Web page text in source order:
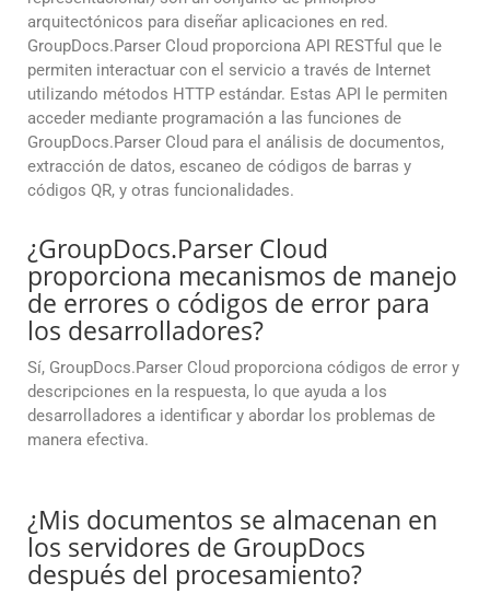
arquitectónicos para diseñar aplicaciones en red.
GroupDocs.Parser Cloud proporciona API RESTful que le
permiten interactuar con el servicio a través de Internet
utilizando métodos HTTP estándar. Estas API le permiten
acceder mediante programación a las funciones de
GroupDocs.Parser Cloud para el análisis de documentos,
extracción de datos, escaneo de códigos de barras y
códigos QR, y otras funcionalidades.
¿GroupDocs.Parser Cloud
proporciona mecanismos de manejo
de errores o códigos de error para
los desarrolladores?
Sí, GroupDocs.Parser Cloud proporciona códigos de error y
descripciones en la respuesta, lo que ayuda a los
desarrolladores a identificar y abordar los problemas de
manera efectiva.
¿Mis documentos se almacenan en
los servidores de GroupDocs
después del procesamiento?